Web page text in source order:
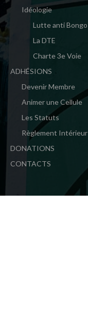
Idéologie
Lutte anti Bongo
La DTE
Charte 3e Voie
ADHÉSIONS
Devenir Membre
Animer une Cellule
Les Statuts
Règlement Intérieur
DONATIONS
CONTACTS